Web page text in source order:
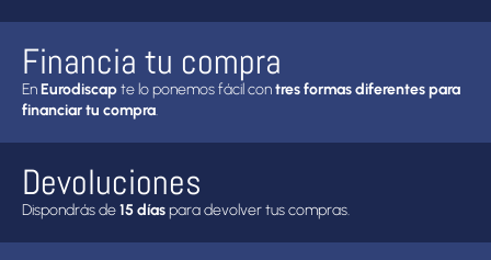
Financia tu compra
EnEurodiscapte lo ponemos fácil contres formas diferentes para
financiar tu compra.
Devoluciones
Dispondrás de15 díaspara devolver tus compras.